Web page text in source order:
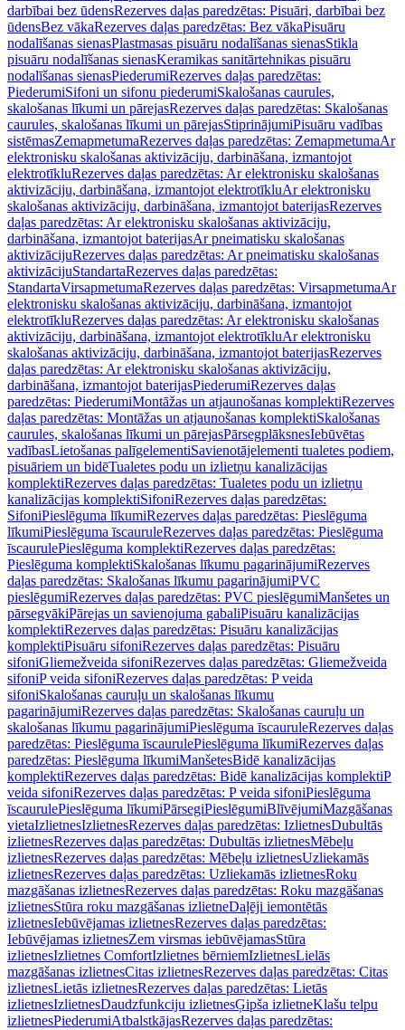
darbībai bez ūdensRezerves daļas paredzētas: Pisuāri, darbībai bez
ūdensBez vākaRezerves daļas paredzētas: Bez vākaPisuāru
nodalīšanas sienasPlastmasas pisuāru nodalīšanas sienasStikla
pisuāru nodalīšanas sienasKeramikas sanitārtehnikas pisuāru
nodalīšanas sienasPiederumiRezerves daļas paredzētas:
PiederumiSifoni un sifonu piederumiSkalošanas caurules,
skalošanas līkumi un pārejasRezerves daļas paredzētas: Skalošanas
caurules, skalošanas līkumi un pārejasStiprinājumiPisuāru vadības
sistēmasZemapmetumaRezerves daļas paredzētas: ZemapmetumaAr
elektronisku skalošanas aktivizāciju, darbināšana, izmantojot
elektrotīkluRezerves daļas paredzētas: Ar elektronisku skalošanas
aktivizāciju, darbināšana, izmantojot elektrotīkluAr elektronisku
skalošanas aktivizāciju, darbināšana, izmantojot baterijasRezerves
daļas paredzētas: Ar elektronisku skalošanas aktivizāciju,
darbināšana, izmantojot baterijasAr pneimatisku skalošanas
aktivizācijuRezerves daļas paredzētas: Ar pneimatisku skalošanas
aktivizācijuStandartaRezerves daļas paredzētas:
StandartaVirsapmetumaRezerves daļas paredzētas: VirsapmetumaAr
elektronisku skalošanas aktivizāciju, darbināšana, izmantojot
elektrotīkluRezerves daļas paredzētas: Ar elektronisku skalošanas
aktivizāciju, darbināšana, izmantojot elektrotīkluAr elektronisku
skalošanas aktivizāciju, darbināšana, izmantojot baterijasRezerves
daļas paredzētas: Ar elektronisku skalošanas aktivizāciju,
darbināšana, izmantojot baterijasPiederumiRezerves daļas
paredzētas: PiederumiMontāžas un atjaunošanas komplektiRezerves
daļas paredzētas: Montāžas un atjaunošanas komplektiSkalošanas
caurules, skalošanas līkumi un pārejasPārsegplāksnesIebūvētas
vadībasLietošanas palīgelementiSavienotājelementi tualetes podiem,
pisuāriem un bidēTualetes podu un izlietņu kanalizācijas
komplektiRezerves daļas paredzētas: Tualetes podu un izlietņu
kanalizācijas komplektiSifoniRezerves daļas paredzētas:
SifoniPieslēguma līkumiRezerves daļas paredzētas: Pieslēguma
līkumiPieslēguma īscauruleRezerves daļas paredzētas: Pieslēguma
īscaurulePieslēguma komplektiRezerves daļas paredzētas:
Pieslēguma komplektiSkalošanas līkumu pagarinājumiRezerves
daļas paredzētas: Skalošanas līkumu pagarinājumiPVC
pieslēgumiRezerves daļas paredzētas: PVC pieslēgumiManšetes un
pārsegvākiPārejas un savienojuma gabaliPisuāru kanalizācijas
komplektiRezerves daļas paredzētas: Pisuāru kanalizācijas
komplektiPisuāru sifoniRezerves daļas paredzētas: Pisuāru
sifoniGliemežveida sifoniRezerves daļas paredzētas: Gliemežveida
sifoniP veida sifoniRezerves daļas paredzētas: P veida
sifoniSkalošanas cauruļu un skalošanas līkumu
pagarinājumiRezerves daļas paredzētas: Skalošanas cauruļu un
skalošanas līkumu pagarinājumiPieslēguma īscauruleRezerves daļas
paredzētas: Pieslēguma īscaurulePieslēguma līkumiRezerves daļas
paredzētas: Pieslēguma līkumiManšetesBidē kanalizācijas
komplektiRezerves daļas paredzētas: Bidē kanalizācijas komplektiP
veida sifoniRezerves daļas paredzētas: P veida sifoniPieslēguma
īscaurulePieslēguma līkumiPārsegiPieslēgumiBlīvējumiMazgāšanas
vietaIzlietnesIzlietnesRezerves daļas paredzētas: IzlietnesDubultās
izlietnesRezerves daļas paredzētas: Dubultās izlietnesMēbeļu
izlietnesRezerves daļas paredzētas: Mēbeļu izlietnesUzliekamās
izlietnesRezerves daļas paredzētas: Uzliekamās izlietnesRoku
mazgāšanas izlietnesRezerves daļas paredzētas: Roku mazgāšanas
izlietnesStūra roku mazgāšanas izlietneDaļēji iemontētās
izlietnesIebūvējamas izlietnesRezerves daļas paredzētas:
Iebūvējamas izlietnesZem virsmas iebūvējamasStūra
izlietnesIzlietnes ComfortIzlietnes bērniemIzlietnesLielās
mazgāšanas izlietnesCitas izlietnesRezerves daļas paredzētas: Citas
izlietnesLietās izlietnesRezerves daļas paredzētas: Lietās
izlietnesIzlietnesDaudzfunkciju izlietnesĢipša izlietneKlašu telpu
izlietnesPiederumiAtbalstkājasRezerves daļas paredzētas: